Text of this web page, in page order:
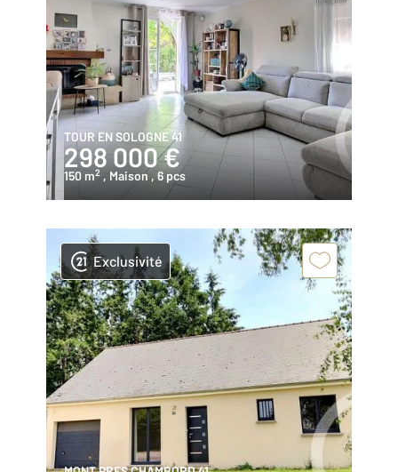
TOUR EN SOLOGNE 41
298 000 €
150 m2 , Maison , 6 pcs
Exclusivité